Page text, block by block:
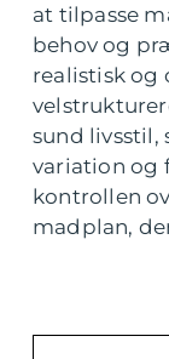
at tilpasse
behov og
realistisk og
sund livsstil,
variation og
kontrollen
madplan,